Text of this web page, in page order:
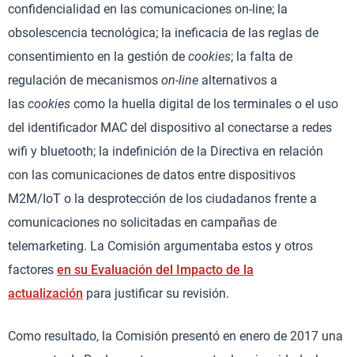
confidencialidad en las comunicaciones on-line; la
obsolescencia tecnológica; la ineficacia de las reglas de
consentimiento en la gestión de cookies; la falta de
regulación de mecanismos on-line alternativos a
las cookies como la huella digital de los terminales o el uso
del identificador MAC del dispositivo al conectarse a redes
wifi y bluetooth; la indefinición de la Directiva en relación
con las comunicaciones de datos entre dispositivos
M2M/IoT o la desprotección de los ciudadanos frente a
comunicaciones no solicitadas en campañas de
telemarketing. La Comisión argumentaba estos y otros
factores en su Evaluación del Impacto de la
actualización para justificar su revisión.
Como resultado, la Comisión presentó en enero de 2017 una